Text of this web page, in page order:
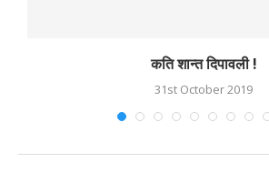
कति शान्त दिपावली !
31st October 2019